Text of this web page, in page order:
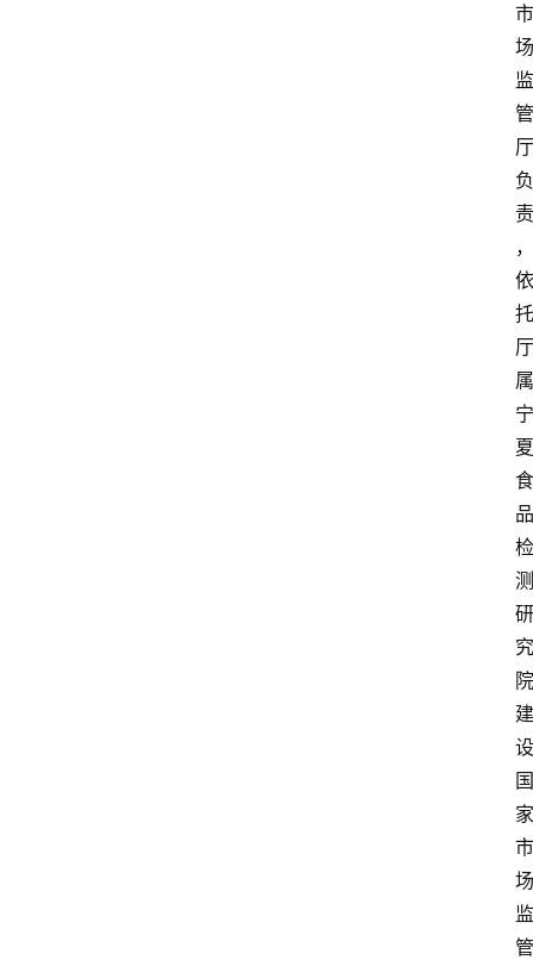
市
场
监
管
厅
负
责
，
依
托
厅
属
宁
夏
食
品
检
测
研
究
院
建
设
国
家
市
场
监
管